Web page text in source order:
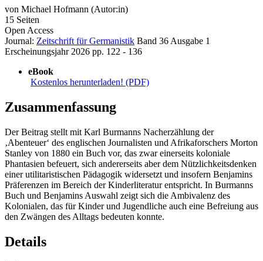
von Michael Hofmann (Autor:in)
15 Seiten
Open Access
Journal: Zeitschrift für Germanistik Band 36Ausgabe 1
Erscheinungsjahr 2026 pp. 122 - 136
eBook
Kostenlos herunterladen! (PDF)
Zusammenfassung
Der Beitrag stellt mit Karl Burmanns Nacherzählung der
‚Abenteuer‘ des englischen Journalisten und Afrikaforschers Morton
Stanley von 1880 ein Buch vor, das zwar einerseits koloniale
Phantasien befeuert, sich andererseits aber dem Nützlichkeitsdenken
einer utilitaristischen Pädagogik widersetzt und insofern Benjamins
Präferenzen im Bereich der Kinderliteratur entspricht. In Burmanns
Buch und Benjamins Auswahl zeigt sich die Ambivalenz des
Kolonialen, das für Kinder und Jugendliche auch eine Befreiung aus
den Zwängen des Alltags bedeuten konnte.
Details